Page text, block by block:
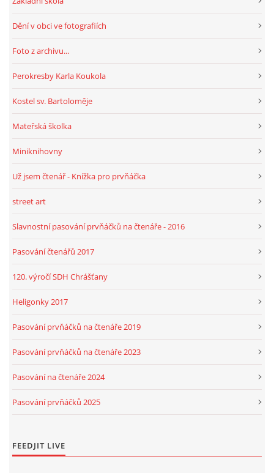
Dění v obci ve fotografiích
Foto z archivu...
Perokresby Karla Koukola
Kostel sv. Bartoloměje
Mateřská školka
Miniknihovny
Už jsem čtenář - Knížka pro prvňáčka
street art
Slavnostní pasování prvňáčků na čtenáře - 2016
Pasování čtenářů 2017
120. výročí SDH Chrášťany
Heligonky 2017
Pasování prvňáčků na čtenáře 2019
Pasování prvňáčků na čtenáře 2023
Pasování na čtenáře 2024
Pasování prvňáčků 2025
FEEDJIT LIVE